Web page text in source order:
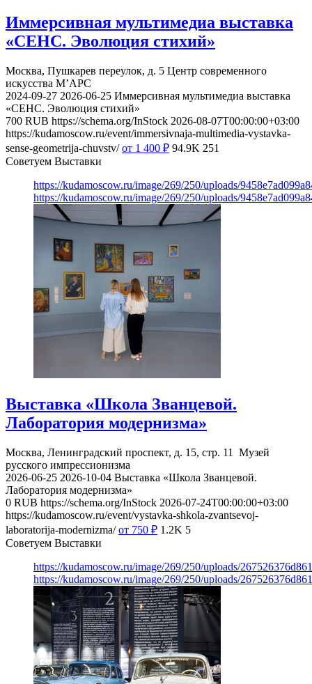
Иммерсивная мультимедиа выставка
«СЕНС. Эволюция стихий»
Москва, Пушкарев переулок, д. 5 Центр современного
искусства М’АРС
2024-09-27 2026-06-25 Иммерсивная мультимедиа выставка
«СЕНС. Эволюция стихий»
700 RUB https://schema.org/InStock 2026-08-07T00:00:00+03:00
https://kudamoscow.ru/event/immersivnaja-multimedia-vystavka-
sense-geometrija-chuvstv/ от 1 400 ₽ 94.9K 251
Советуем Выставки
https://kudamoscow.ru/image/269/250/uploads/
https://kudamoscow.ru/image/269/250/uploads/
Выставка «Школа Званцевой.
Лаборатория модернизма»
Москва, Ленинградский проспект, д. 15, стр. 11
Музей
русского импрессионизма
2026-06-25 2026-10-04 Выставка «Школа Званцевой.
Лаборатория модернизма»
0 RUB https://schema.org/InStock 2026-07-24T00:00:00+03:00
https://kudamoscow.ru/event/vystavka-shkola-zvantsevoj-
laboratorija-modernizma/ от 750 ₽ 1.2K 5
Советуем Выставки
https://kudamoscow.ru/image/269/250/uploads/
https://kudamoscow.ru/image/269/250/uploads/